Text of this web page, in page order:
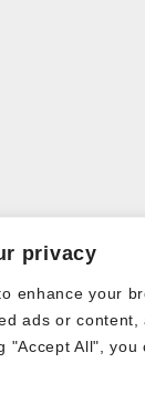
privacy
enhance your
ads or content,
"Accept All", you